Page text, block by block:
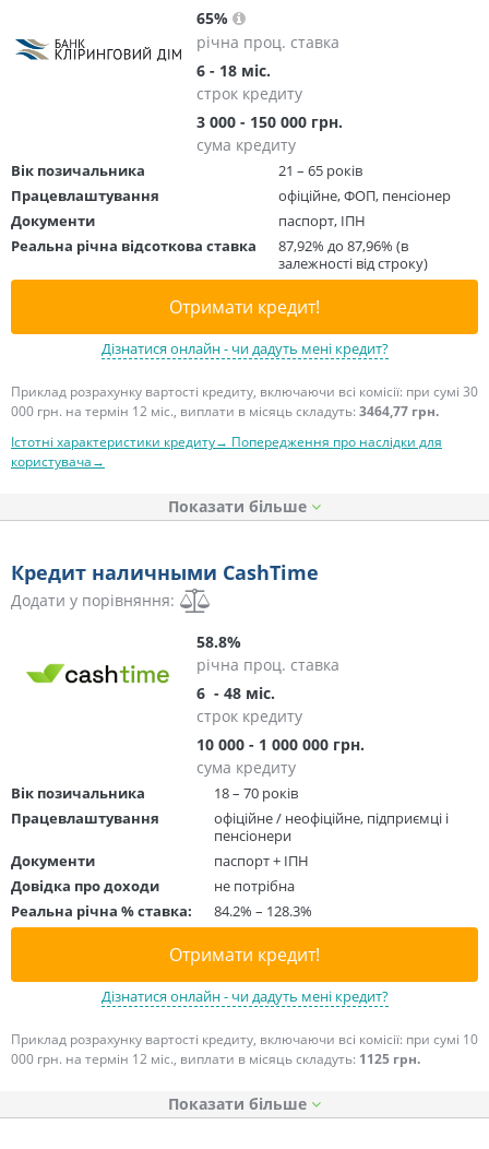
65%
річна проц. ставка
6 - 18 міс.
строк кредиту
3 000 - 150 000 грн.
сума кредиту
Вік позичальника
21 – 65 років
Працевлаштування
офіційне, ФОП, пенсіонер
Документи
паспорт, ІПН
Реальна річна відсоткова ставка
87,92% до 87,96% (в
залежності від строку)
Отримати кредит!
Дізнатися онлайн - чи дадуть мені кредит?
Приклад розрахунку вартості кредиту, включаючи всі комісії: при сумі 30
000 грн. на термін 12 міс., виплати в місяць складуть: 3464,77 грн.
Істотні характеристики кредиту→ Попередження про наслідки для
користувача→
Показати
Кредит наличными CashTime
Додати у порівняння:
58.8%
річна проц. ставка
6 - 48 міс.
строк кредиту
10 000 - 1 000 000 грн.
сума кредиту
Вік позичальника
18 – 70 років
Працевлаштування
офіційне / неофіційне, підприємці і
пенсіонери
Документи
паспорт + ІПН
Довідка про доходи
не потрібна
Реальна річна % ставка:
84.2% – 128.3%
Отримати кредит!
Дізнатися онлайн - чи дадуть мені кредит?
Приклад розрахунку вартості кредиту, включаючи всі комісії: при сумі 10
000 грн. на термін 12 міс., виплати в місяць складуть: 1125 грн.
Показати